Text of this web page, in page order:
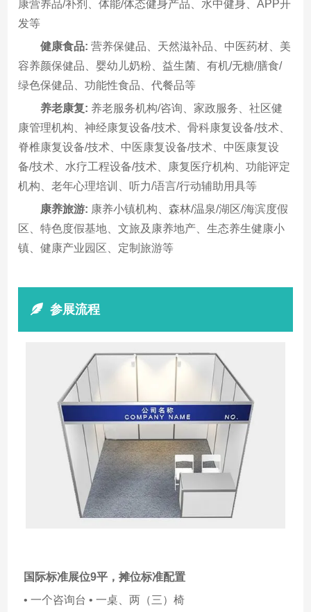
康营养品/补剂、体能/体态健身产品、水中健身、APP开
发等
健康食品: 营养保健品、天然滋补品、中医药材、美
容养颜保健品、婴幼儿奶粉、益生菌、有机/无糖/膳食/
绿色保健品、功能性食品、代餐品等
养老康复: 养老服务机构/咨询、家政服务、社区健
康管理机构、神经康复设备/技术、骨科康复设备/技术、
脊椎康复设备/技术、中医康复设备/技术、中医康复设
备/技术、水疗工程设备/技术、康复医疗机构、功能评定
机构、老年心理培训、听力/语言/行动辅助用具等
康养旅游: 康养小镇机构、森林/温泉/湖区/海滨度假
区、特色度假基地、文旅及康养地产、生态养生健康小
镇、健康产业园区、定制旅游等
参展流程
国际标准展位9平，摊位标准配置
• 一个咨询台 • 一桌、两（三）椅